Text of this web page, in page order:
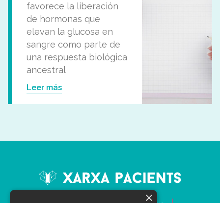
favorece la liberación
de hormonas que
elevan la glucosa en
sangre como parte de
una respuesta biológica
ancestral
Leer más
×